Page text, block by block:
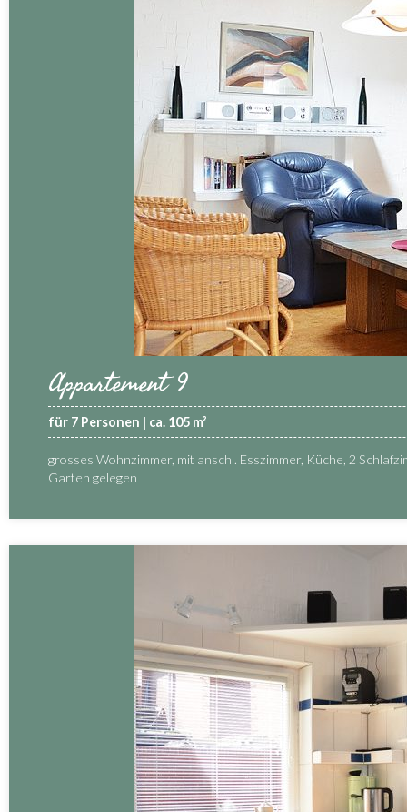
Appartement 9
für 7 Personen | ca. 105 m²
grosses Wohnzimmer, mit anschl. Esszimmer, Küche, 2
Garten gelegen